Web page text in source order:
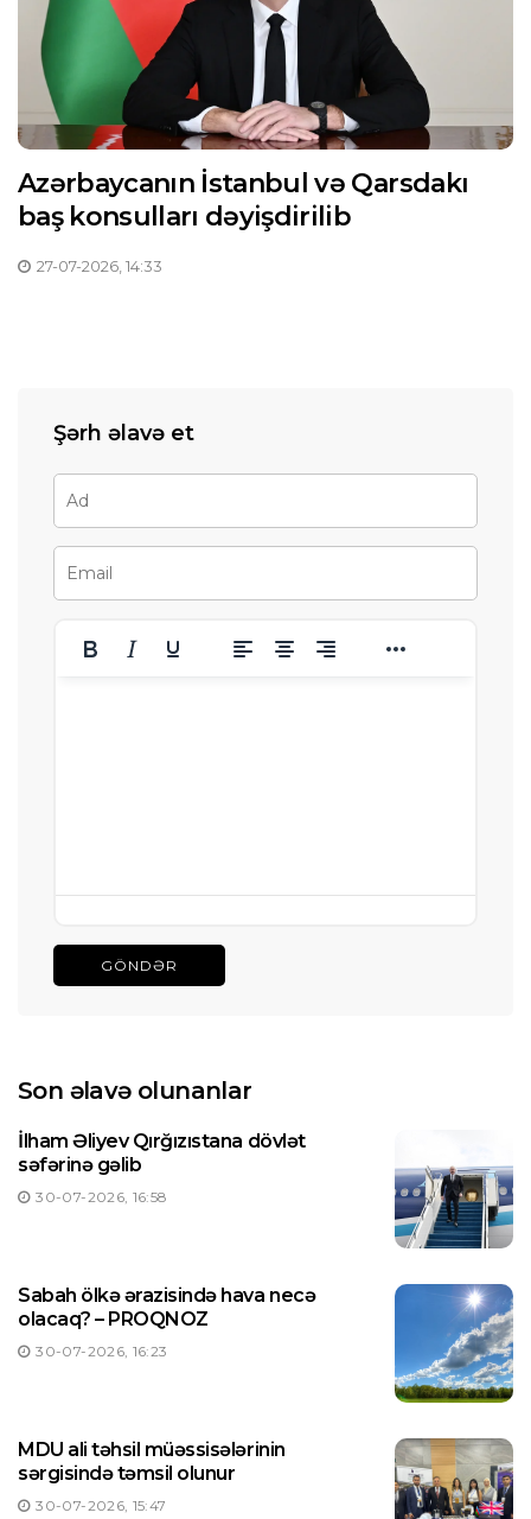
Azərbaycanın İstanbul və Qarsdakı
baş konsulları dəyişdirilib
27-07-2026, 14:33
Şərh əlavə et
GÖNDƏR
Son əlavə olunanlar
İlham Əliyev Qırğızıstana dövlət
səfərinə gəlib
30-07-2026, 16:58
Sabah ölkə ərazisində hava necə
olacaq? – PROQNOZ
30-07-2026, 16:23
MDU ali təhsil müəssisələrinin
sərgisində təmsil olunur
30-07-2026, 15:47